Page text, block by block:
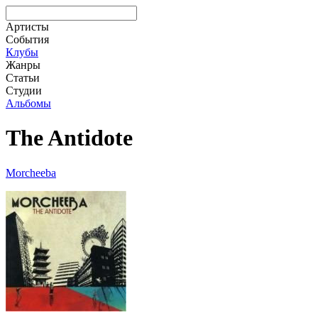
Артисты
События
Клубы
Жанры
Статьи
Студии
Альбомы
The Antidote
Morcheeba